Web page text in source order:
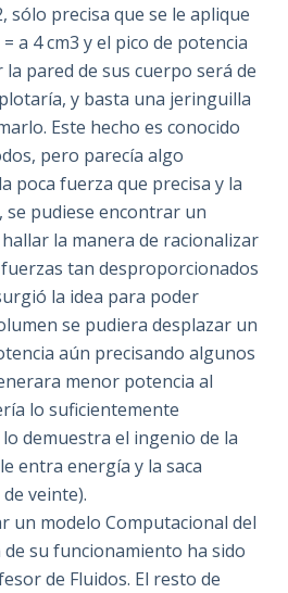
sólo precisa que se le aplique
a 4 cm3 y el pico de potencia
pared de sus cuerpo será de
y basta una jeringuilla
Este hecho es conocido
pero parecía algo
poca fuerza que precisa y la
se pudiese encontrar un
la manera de racionalizar
tan desproporcionados
la idea para poder
se pudiera desplazar un
aún precisando algunos
menor potencia al
lo suficientemente
demuestra el ingenio de la
entra energía y la saca
veinte).
un modelo Computacional del
de su funcionamiento ha sido
de Fluidos. El resto de